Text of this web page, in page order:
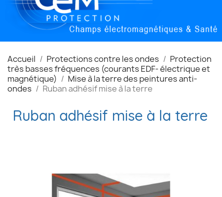
Accueil Protections contre les ondes
Protection
très basses fréquences (courants EDF- électrique et
magnétique)
Mise à la terre des peintures anti-
ondes
Ruban adhésif mise à la terre
Ruban adhésif mise à la terre